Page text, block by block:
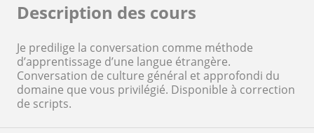
Description des cours
Je predilige la conversation comme méthode
d’apprentissage d’une langue étrangère.
Conversation de culture général et approfondi du
domaine que vous privilégié. Disponible à correction
de scripts.